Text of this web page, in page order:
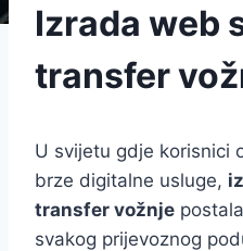
Izrada web
transfer
U svijetu gdje korisnici
brze digitalne usluge,
transfer vožnje
svakog prijevoznog